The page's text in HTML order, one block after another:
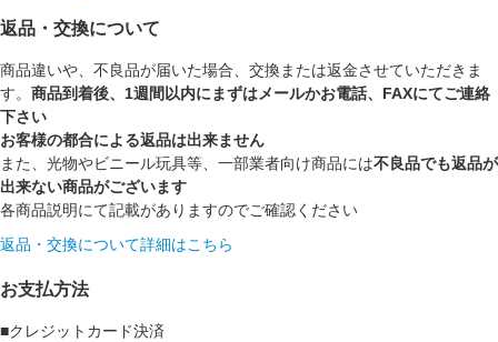
返品・交換について
商品違いや、不良品が届いた場合、交換または返金させていただきま
す。 商品到着後、1週間以内にまずはメールかお電話、FAXにてご連絡
下さい
お客様の都合による返品は出来ません
また、光物やビニール玩具等、一部業者向け商品には不良品でも返品が
出来ない商品がございます
各商品説明にて記載がありますのでご確認ください
返品・交換について詳細はこちら
お支払方法
■クレジットカード決済